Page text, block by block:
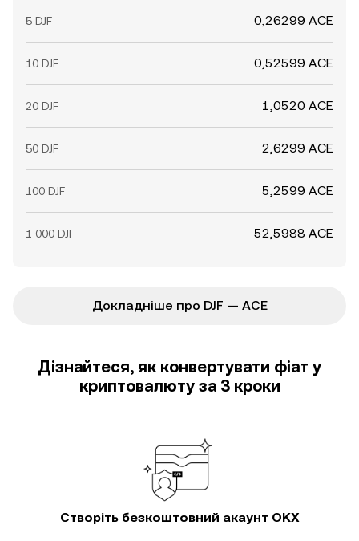
5 DJF 0,26299 ACE
10 DJF 0,52599 ACE
20 DJF 1,0520 ACE
50 DJF 2,6299 ACE
100 DJF 5,2599 ACE
1 000 DJF 52,5988 ACE
Докладніше про DJF — ACE
Дізнайтеся, як конвертувати фіат у
криптовалюту за 3 кроки
Створіть безкоштовний акаунт OKX